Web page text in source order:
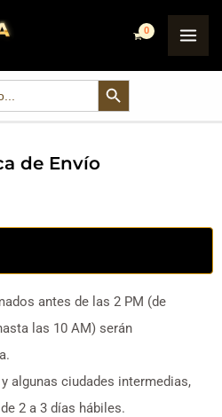
SEARCH BUTTON
de Envío
antes de las 2 PM (de
las 10 AM) serán
algunas ciudades intermedias,
2 a 3 días hábiles.